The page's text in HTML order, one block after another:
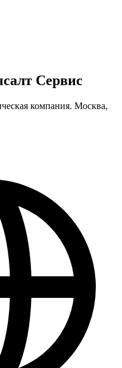
Сервис
компания. Москва,